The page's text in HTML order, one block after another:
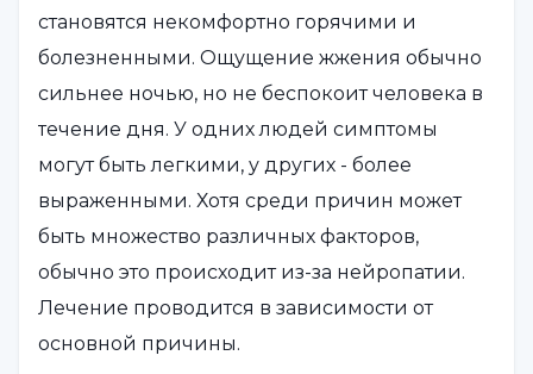
становятся некомфортно горячими и
болезненными. Ощущение жжения обычно
сильнее ночью, но не беспокоит человека в
течение дня. У одних людей симптомы
могут быть легкими, у других - более
выраженными. Хотя среди причин может
быть множество различных факторов,
обычно это происходит из-за нейропатии.
Лечение проводится в зависимости от
основной причины.